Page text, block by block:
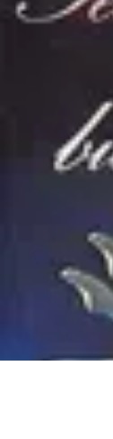
Conseils Sommeil
Conseils